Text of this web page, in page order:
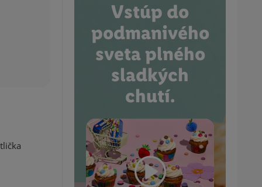
Vstúp do
podmanivého
sveta plného
sladkých
chutí.